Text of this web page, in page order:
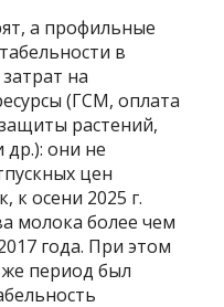
а профильные
в
на
(ГСМ, оплата
растений,
др.): они не
цен
к осени 2025 г.
молока более чем
года. При этом
же период был